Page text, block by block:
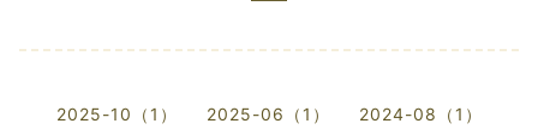
2025-10（1） 2025-06（1）
2024-08（1）